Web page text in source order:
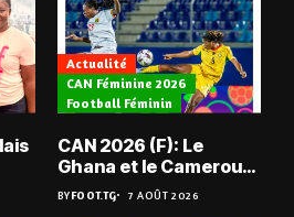
Actualité
CAN Féminine 2026
Football Féminin
CAN 2026 (F): Le
Ghana et le Cameroun
en quarts
BYFOOT.TG 7 AOÛT 2026